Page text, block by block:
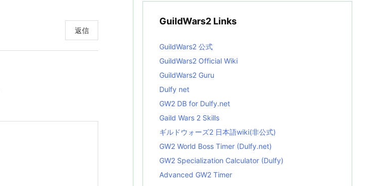
返信
GuildWars2 Links
GuildWars2 公式
GuildWars2 Official Wiki
GuildWars2 Guru
Dulfy net
GW2 DB for Dulfy.net
Gaild Wars 2 Skills
ギルドウォーズ2 日本語wiki(非公式)
GW2 World Boss Timer (Dulfy.net)
GW2 Specialization Calculator (Dulfy)
Advanced GW2 Timer